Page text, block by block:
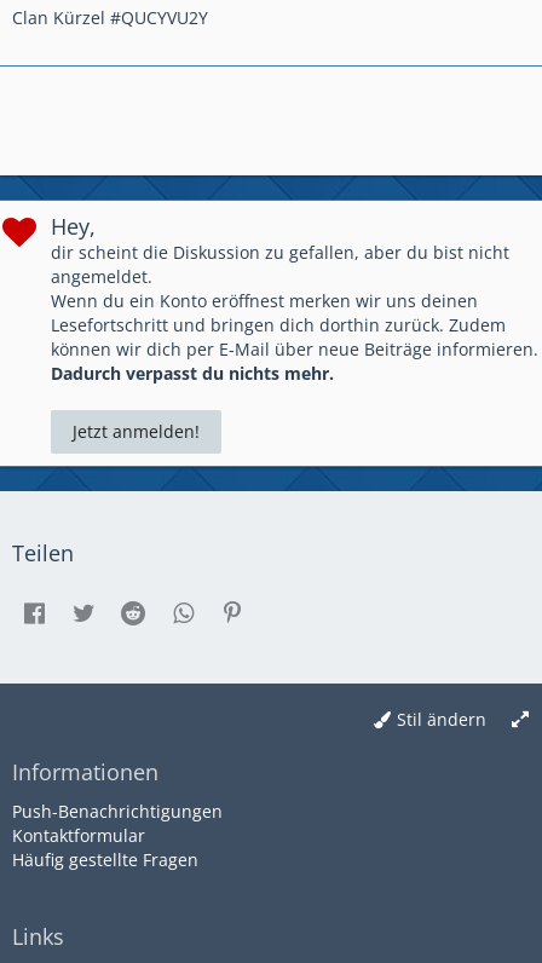
Clan Kürzel #QUCYVU2Y
Hey,
dir scheint die Diskussion zu gefallen, aber du bist nicht
angemeldet.
Wenn du ein Konto eröffnest merken wir uns deinen
Lesefortschritt und bringen dich dorthin zurück. Zudem
können wir dich per E-Mail über neue Beiträge informieren.
Dadurch verpasst du nichts mehr.
Jetzt anmelden!
Teilen
Stil ändern
Informationen
Push-Benachrichtigungen
Kontaktformular
Häufig gestellte Fragen
Links